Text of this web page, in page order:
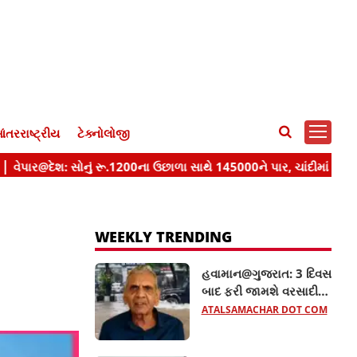
ટેક્નોલોજી
WEEKLY TRENDING
હવામાન@ગુજરાત: 3 દિવસ
બાદ ફરી જામશે વરસાદી
માહોલ, અંબાલાલ પટેલની
ATALSAMACHAR DOT COM